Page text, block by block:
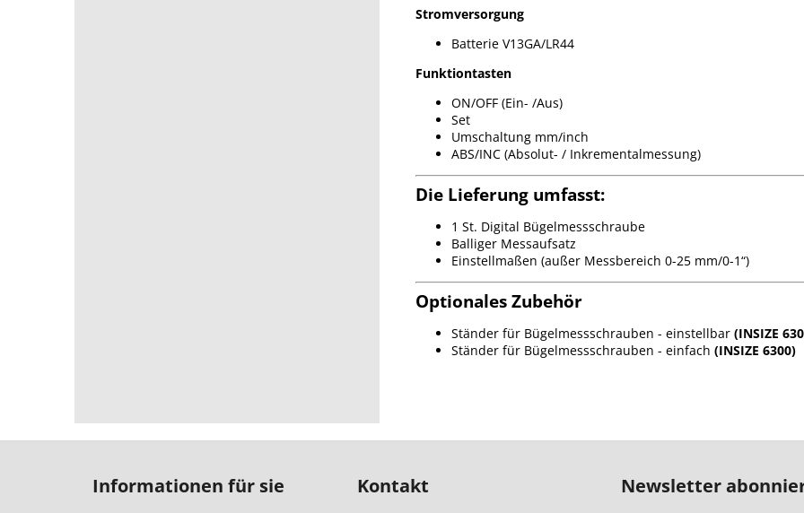
Stromversorgung
Batterie V13GA/LR44
Funktiontasten
ON/OFF (Ein- /Aus)
Set
Umschaltung mm/inch
ABS/INC (Absolut- / Inkrementalmessung)
Die Lieferung umfasst:
1 St. Digital Bügelmessschraube
Balliger Messaufsatz
Einstellmaßen (außer Messbereich 0-25 mm/0-1“)
Optionales Zubehör
Ständer für Bügelmessschrauben - einstellbar (INSIZE
Ständer für Bügelmessschrauben - einfach (INSIZE 6300)
Informationen für sie Kontakt Newsletter